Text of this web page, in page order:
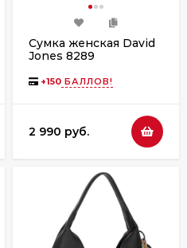
Сумка женская David
Jones 8289
+150 БАЛЛОВ!
2 990 руб.